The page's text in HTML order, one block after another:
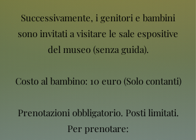
Successivamente, i genitori e bambini
sono invitati a visitare le sale espositive
del museo (senza guida).
Costo al bambino: 10 euro (Solo contanti)
Prenotazioni obbligatorio. Posti limitati.
Per prenotare: